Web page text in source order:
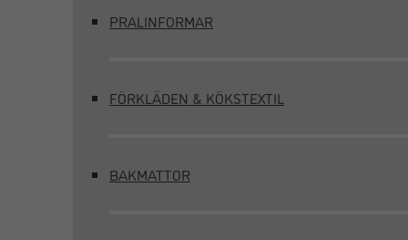
PRALINFORMAR
FÖRKLÄDEN & KÖKSTEXTIL
BAKMATTOR